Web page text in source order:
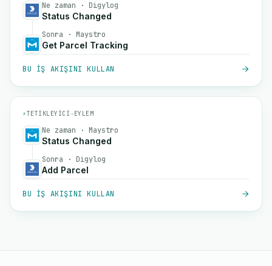
Ne zaman · Digylog
Status Changed
Sonra · Maystro
Get Parcel Tracking
BU IŞ AKIŞINI KULLAN
⚡TETIKLEYICI→EYLEM
Ne zaman · Maystro
Status Changed
Sonra · Digylog
Add Parcel
BU IŞ AKIŞINI KULLAN